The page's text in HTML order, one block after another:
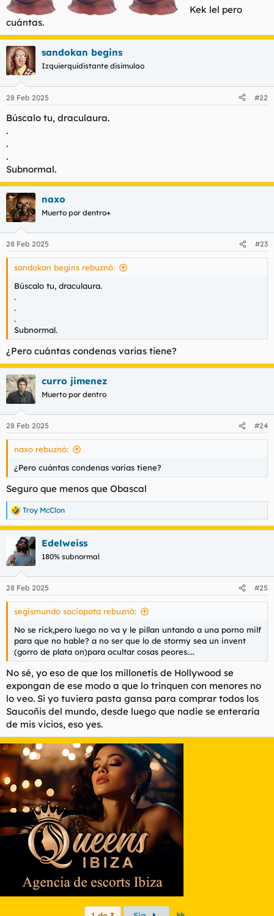
Kek lel pero
cuántas.
sandokan begins
Izquierquidistante disimulao
28 Feb 2025 #22
Búscalo tu, draculaura.
.
.
.
Subnormal.
naxo
Muerto por dentro+
28 Feb 2025 #23
sandokan begins rebuznó:
Búscalo tu, draculaura.
.
.
.
Subnormal.
¿Pero cuántas condenas varias tiene?
curro jimenez
Muerto por dentro
28 Feb 2025 #24
naxo rebuznó:
¿Pero cuántas condenas varias tiene?
Seguro que menos que Obascal
R
e
a
c
i
e
s
Troy McClon
Edelweiss
180% subnormal
28 Feb 2025 #25
segismundo sociopata rebuznó:
No se rick,pero luego no va y le pillan untando a una porno milf
para que no hable? a no ser que lo de stormy sea un invent
(gorro de plata on)para ocultar cosas peores....
No sé, yo eso de que los millonetis de Hollywood se
expongan de ese modo a que lo trinquen con menores no
lo veo. Si yo tuviera pasta gansa para comprar todos los
Saucoñis del mundo, desde luego que nadie se enteraría
de mis vicios, eso yes.